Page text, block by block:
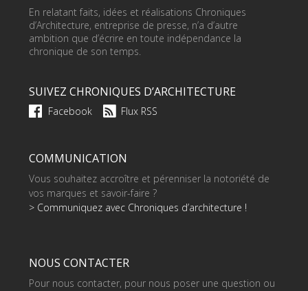
En relatant faits, idées et réalisations Chroniques
d’Architecture, entreprise de presse, n’a d’autre
ambition que d’écrire en toute indépendance la
chronique de son temps.
SUIVEZ CHRONIQUES D’ARCHITECTURE
Facebook Flux RSS
COMMUNICATION
Vous souhaitez accroître et pérenniser la notoriété de
vos marques et savoir-faire ?
> Communiquez avec Chroniques d’architecture !
NOUS CONTACTER
Pour nous contacter, pour nous poser une question ou